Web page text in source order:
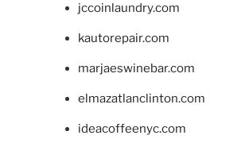
jccoinlaundry.com
kautorepair.com
marjaeswinebar.com
elmazatlanclinton.com
ideacoffeenyc.com